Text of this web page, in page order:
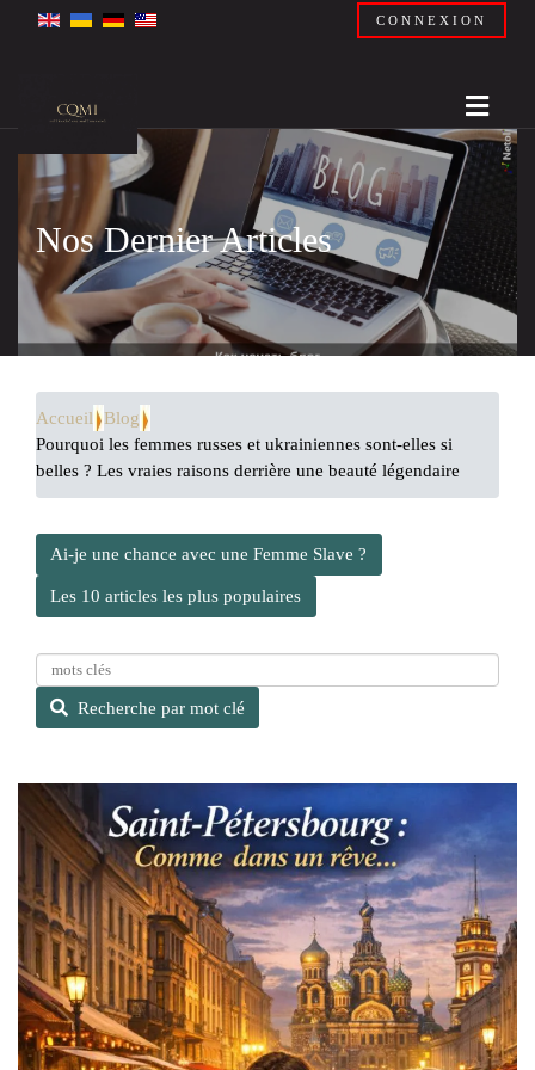
CONNEXION
Nos Dernier Articles
Accueil
Blog
Pourquoi les femmes russes et ukrainiennes sont-elles si
belles ? Les vraies raisons derrière une beauté légendaire
Ai-je une chance avec une Femme Slave ?
Les 10 articles les plus populaires
e
h
p
a
r
m
o
t
c
Recherche par mot clé